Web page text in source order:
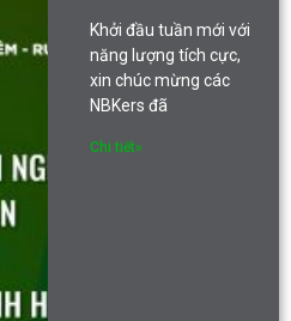
NGHIỆP CẤP
QUẬN VỚI DỰ
ÁN “ART CLAY-
NƠI ĐẤT SÉT
HOA”
Khởi đầu tuần mới với
năng lượng tích cực,
xin chúc mừng các
NBKers đã
Chi tiết»